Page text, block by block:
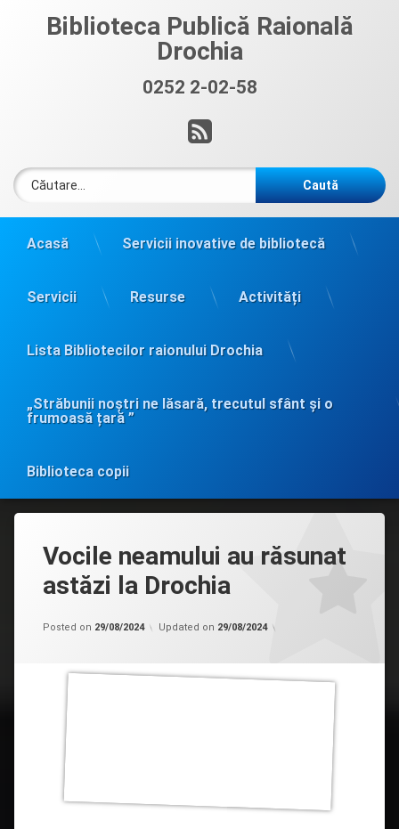
Biblioteca Publică Raională
Drochia
0252 2-02-58
RSS
Caută după:
Acasă Servicii inovative de bibliotecă
Servicii Resurse Activități
Lista Bibliotecilor raionului Drochia
„Străbunii noștri ne lăsară, trecutul sfânt și o
frumoasă țară ”
Biblioteca copii
Vocile neamului au răsunat
astăzi la Drochia
Posted on 29/08/2024 Updated on 29/08/2024